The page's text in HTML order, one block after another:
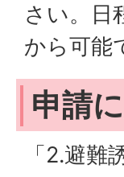
さい。日
から可能
申請
「2.避